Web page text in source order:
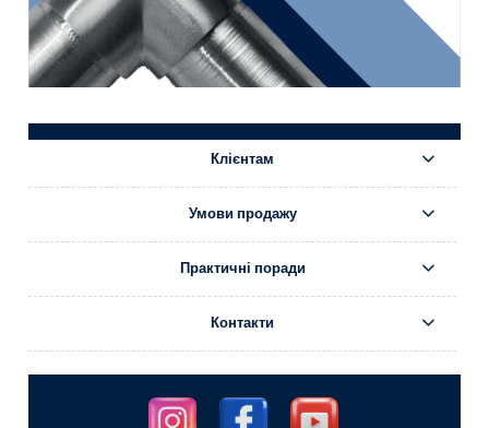
Клієнтам
Умови продажу
Практичні поради
Контакти